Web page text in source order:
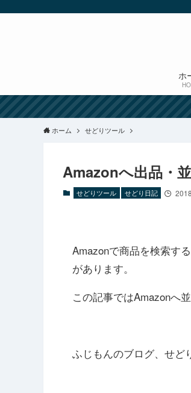
ホ
ホーム せどりツール
Amazonへ出品・
せどりツール せどり日記
Amazonで商品を検索す
があります。
この記事ではAmazonへ
ふじもんのブログ、せど